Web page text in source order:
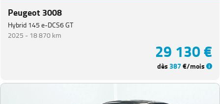
Peugeot 3008
Hybrid 145 e-DCS6 GT
2025 - 18 870 km
29 130 €
dès387€/mois